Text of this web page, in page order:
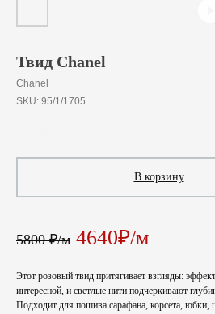
Твид Chanel
Chanel
SKU: 95/1/1705
В корзину
5800 ₽/м 4640₽/м
Этот розовый твид притягивает взгляды:
интересной, и светлые нити подчеркивают
Подходит для пошива сарафана, корсета, юбки,